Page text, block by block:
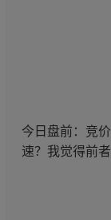
今日盘前：竞
速？我觉得前